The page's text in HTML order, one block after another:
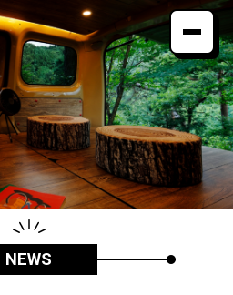
カスタムメニュー
VANLIFEオーナー
最新情報
NEWS